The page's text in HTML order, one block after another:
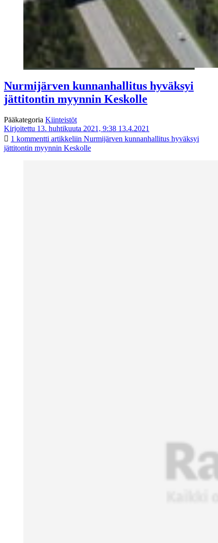
Nurmijärven kunnanhallitus hyväksyi
jättitontin myynnin Keskolle
Pääkategoria Kiinteistöt
Kirjoitettu 13. huhtikuuta 2021, 9:38 13.4.2021
1 kommentti artikkeliin Nurmijärven kunnanhallitus hyväksyi
jättitontin myynnin Keskolle